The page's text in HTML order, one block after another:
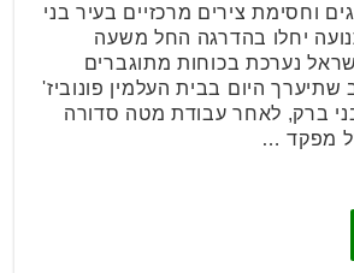
וחסימת צירים מרכזיים בעיר בני
יחלו בהדרגה החל משעה
ישראל נערכת בכוחות מתוגברים
היום בבית העלמין פונוביז'
ברק, לאחר עבודת מטה סדורה
מפקד …